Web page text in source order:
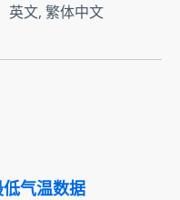
英文, 繁体中文
气温数据